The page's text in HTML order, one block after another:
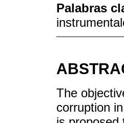
Palabras
The
corruption